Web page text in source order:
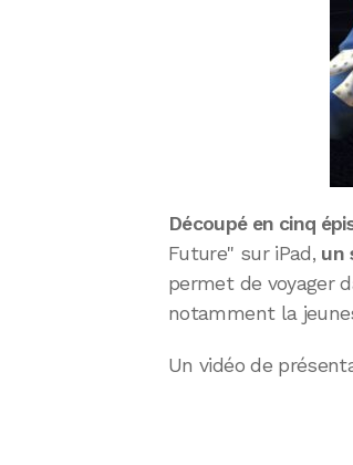
Découpé en cinq
Future" sur iPad, un
permet de voyager
notamment la
Un vidéo de